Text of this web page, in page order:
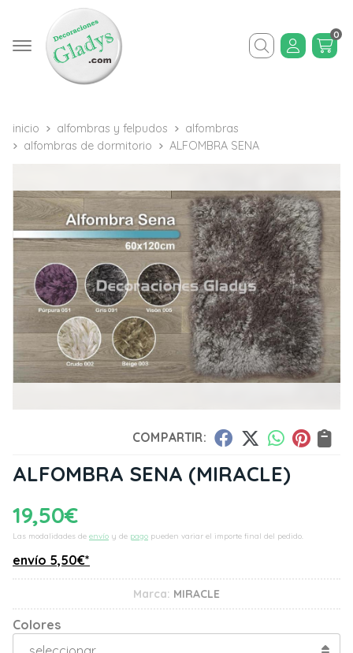
Buscar
0
inicio alfombras y felpudos
alfombras
alfombras de dormitorio
ALFOMBRA SENA
COMPARTIR:
ALFOMBRA SENA (MIRACLE)
19,50€
Las modalidades de envío y de pago pueden variar el importe final del pedido.
envío 5,50€*
Marca: MIRACLE
Colores